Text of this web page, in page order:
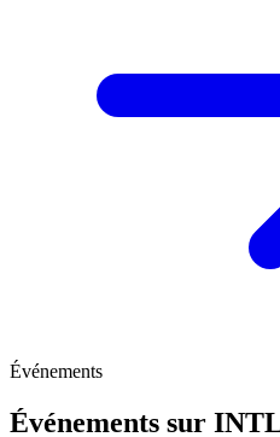
Événements
Événements sur